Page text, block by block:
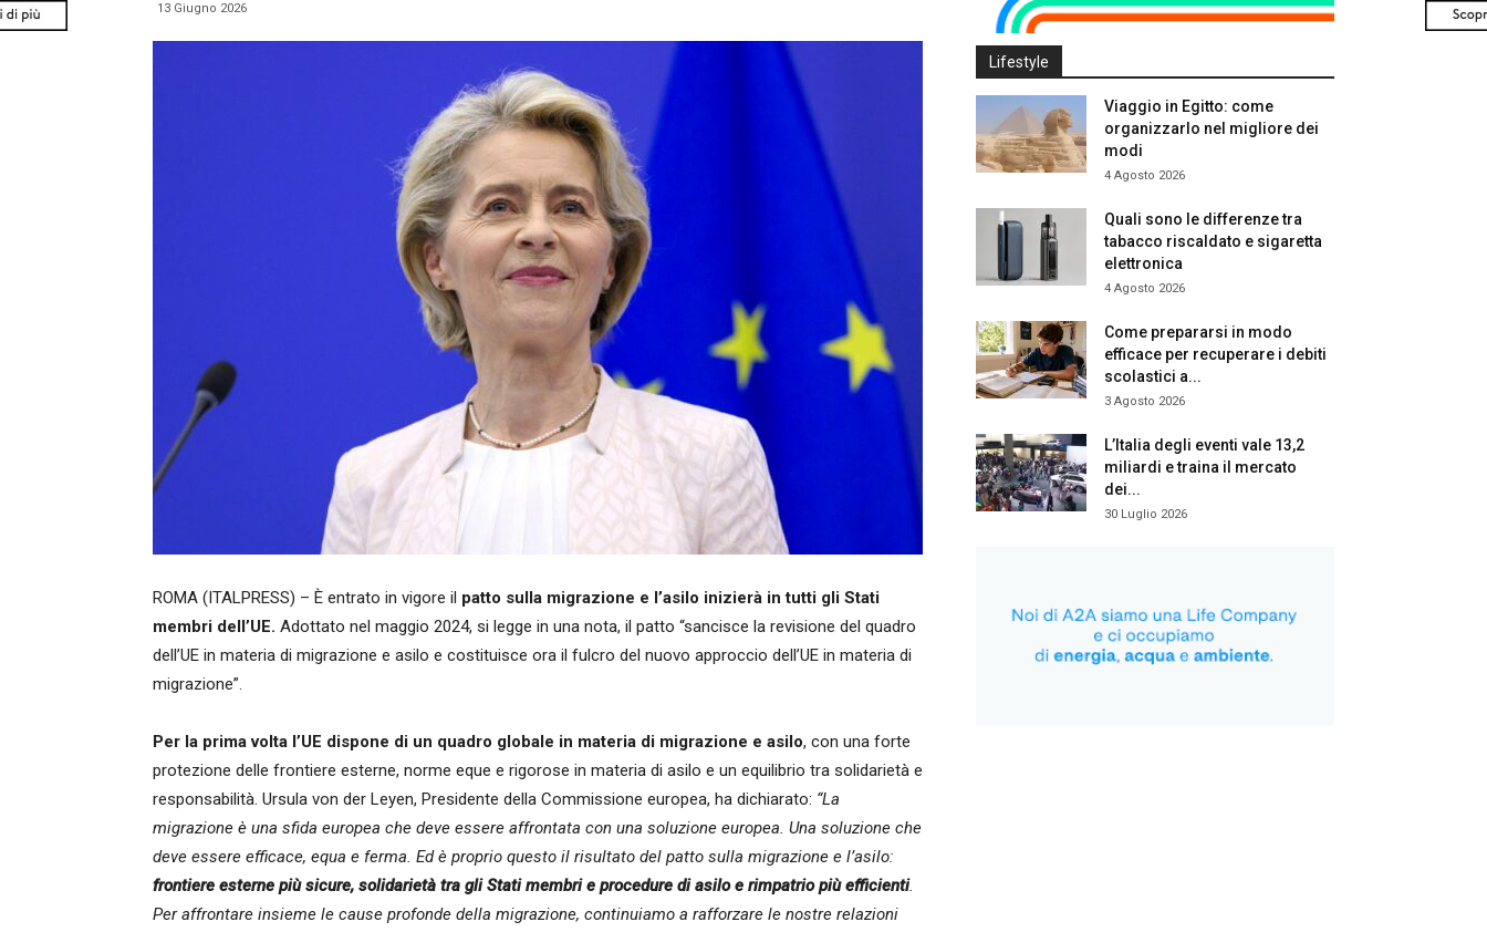
13 Giugno 2026
ROMA (ITALPRESS) – È entrato in vigore il patto sulla migrazione e l’asilo inizierà in tutti gli Stati
membri dell’UE. Adottato nel maggio 2024, si legge in una nota, il patto “sancisce la revisione del quadro
dell’UE in materia di migrazione e asilo e costituisce ora il fulcro del nuovo approccio dell’UE in materia di
migrazione”.
Per la prima volta l’UE dispone di un quadro globale in materia di migrazione e asilo, con una forte
protezione delle frontiere esterne, norme eque e rigorose in materia di asilo e un equilibrio tra solidarietà e
responsabilità. Ursula von der Leyen, Presidente della Commissione europea, ha dichiarato: “La
migrazione è una sfida europea che deve essere affrontata con una soluzione europea. Una soluzione che
deve essere efficace, equa e ferma. Ed è proprio questo il risultato del patto sulla migrazione e l’asilo:
frontiere esterne più sicure, solidarietà tra gli Stati membri e procedure di asilo e rimpatrio più efficienti.
Per affrontare insieme le cause profonde della migrazione, continuiamo a rafforzare le nostre relazioni
Lifestyle
Viaggio in Egitto: come
organizzarlo nel migliore dei
modi
4 Agosto 2026
Quali sono le differenze tra
tabacco riscaldato e sigaretta
elettronica
4 Agosto 2026
Come prepararsi in modo
efficace per recuperare i debiti
scolastici a...
3 Agosto 2026
L’Italia degli eventi vale 13,2
miliardi e traina il mercato
dei...
30 Luglio 2026